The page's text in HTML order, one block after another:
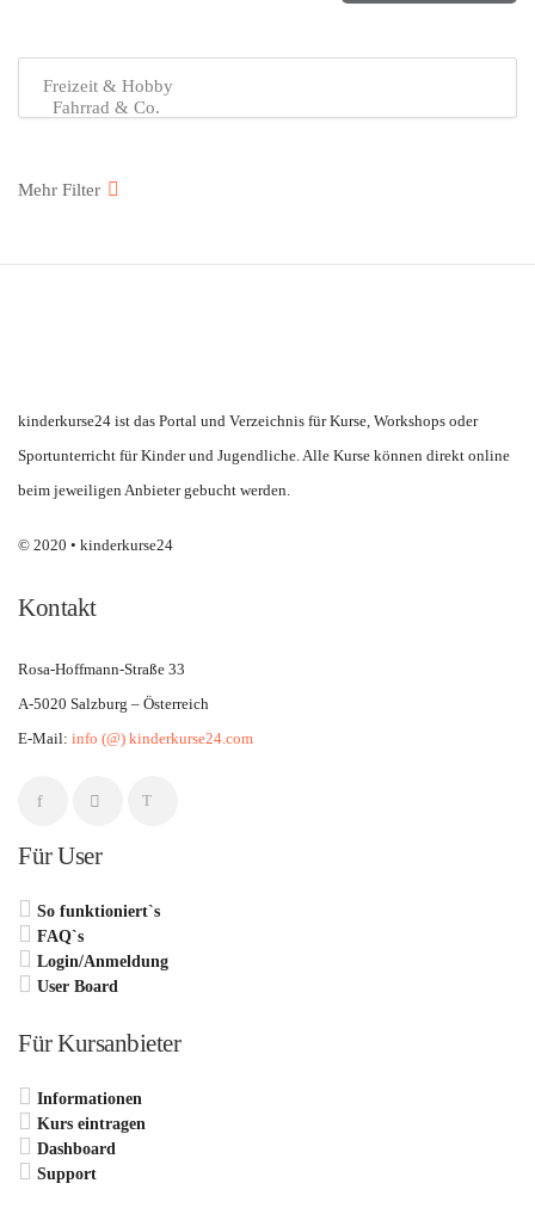
kinderkurse24 ist das Portal und Verzeichnis für Kurse, Workshops oder
Sportunterricht für Kinder und Jugendliche. Alle Kurse können direkt online
beim jeweiligen Anbieter gebucht werden.
© 2020 • kinderkurse24
Kontakt
Rosa-Hoffmann-Straße 33
A-5020 Salzburg – Österreich
E-Mail: info (@) kinderkurse24.com
Für User
So funktioniert`s
FAQ`s
Login/Anmeldung
User Board
Für Kursanbieter
Informationen
Kurs eintragen
Dashboard
Support